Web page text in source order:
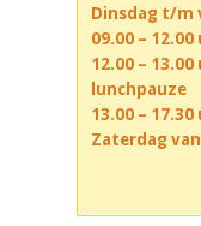
Dinsdag t/m
09.00 – 12.00
12.00 –
lunchpauze
13.00 – 17.30
Zaterdag